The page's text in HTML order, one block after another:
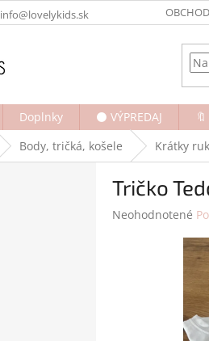
info@lovelykids.sk
Doplnky ⚫ VÝPREDAJ
Body, tričká, košele Krátky
Tričko
Priemerné
Neohodnotené